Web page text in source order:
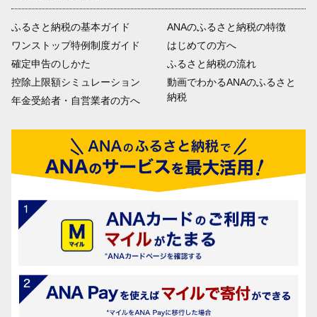
ふるさと納税の基本ガイド
ワンストップ特例制度ガイド
確定申告のしかた
控除上限額シミュレーション
年金受給者・自営業者の方へ
ANAのふるさと納税の特徴
はじめての方へ
ふるさと納税の流れ
動画でわかるANAのふるさと
納税